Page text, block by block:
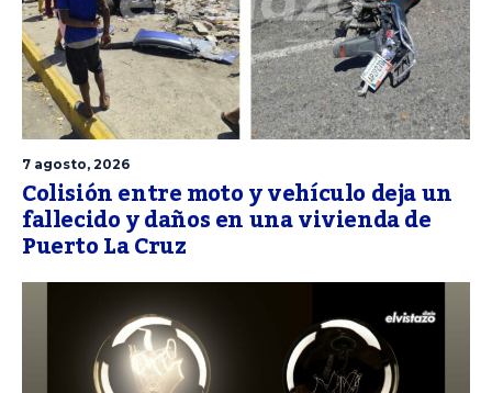
7 agosto, 2026
Colisión entre moto y vehículo deja un
fallecido y daños en una vivienda de
Puerto La Cruz